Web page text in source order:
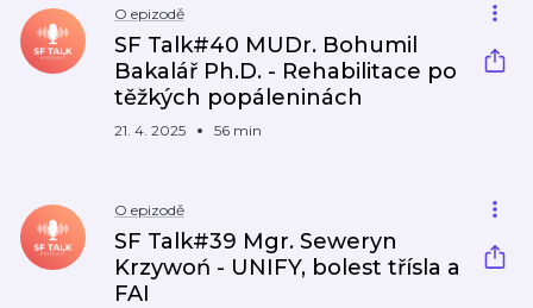
O epizodě
SF Talk#40 MUDr. Bohumil
Bakalář Ph.D. - Rehabilitace po
těžkých popáleninách
21. 4. 2025 56 min
O epizodě
SF Talk#39 Mgr. Seweryn
Krzywoń - UNIFY, bolest třísla a
FAI